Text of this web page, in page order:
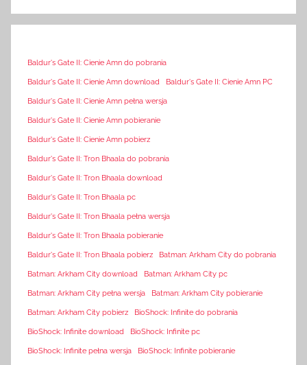
Baldur's Gate II: Cienie Amn do pobrania
Baldur's Gate II: Cienie Amn download Baldur's Gate II: Cienie Amn PC
Baldur's Gate II: Cienie Amn pełna wersja
Baldur's Gate II: Cienie Amn pobieranie
Baldur's Gate II: Cienie Amn pobierz
Baldur's Gate II: Tron Bhaala do pobrania
Baldur's Gate II: Tron Bhaala download
Baldur's Gate II: Tron Bhaala pc
Baldur's Gate II: Tron Bhaala pełna wersja
Baldur's Gate II: Tron Bhaala pobieranie
Baldur's Gate II: Tron Bhaala pobierz Batman: Arkham City do pobrania
Batman: Arkham City download Batman: Arkham City pc
Batman: Arkham City pełna wersja Batman: Arkham City pobieranie
Batman: Arkham City pobierz BioShock: Infinite do pobrania
BioShock: Infinite download BioShock: Infinite pc
BioShock: Infinite pełna wersja BioShock: Infinite pobieranie